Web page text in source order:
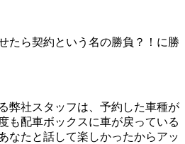
たら契約という名の勝負？！に勝
弊社スタッフは、予約した車種が
も配車ボックスに車が戻っている
なたと話して楽しかったからアッ